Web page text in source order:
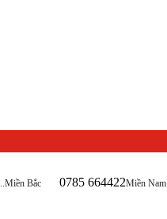
Miền Bắc 0785 664422Miền Nam